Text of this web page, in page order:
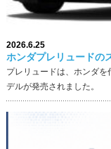
2026.6.25
ホンダプレリュードの
プレリュードは、ホンダ
デルが発売されました。